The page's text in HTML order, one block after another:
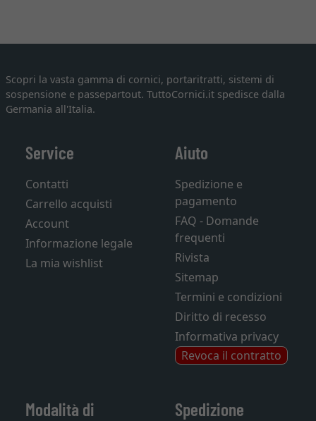
Scopri la vasta gamma di cornici, portaritratti, sistemi di
sospensione e passepartout. TuttoCornici.it spedisce dalla
Germania all'Italia.
Service
Contatti
Carrello acquisti
Account
Informazione legale
La mia wishlist
Aiuto
Spedizione e
pagamento
FAQ - Domande
frequenti
Rivista
Sitemap
Termini e condizioni
Diritto di recesso
Informativa privacy
Revoca il contratto
Modalità di
Spedizione